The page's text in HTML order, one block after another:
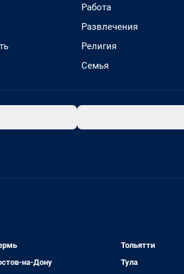
Работа
Развлечения
Религия
Семья
на-Дону
Тольятти
Тула